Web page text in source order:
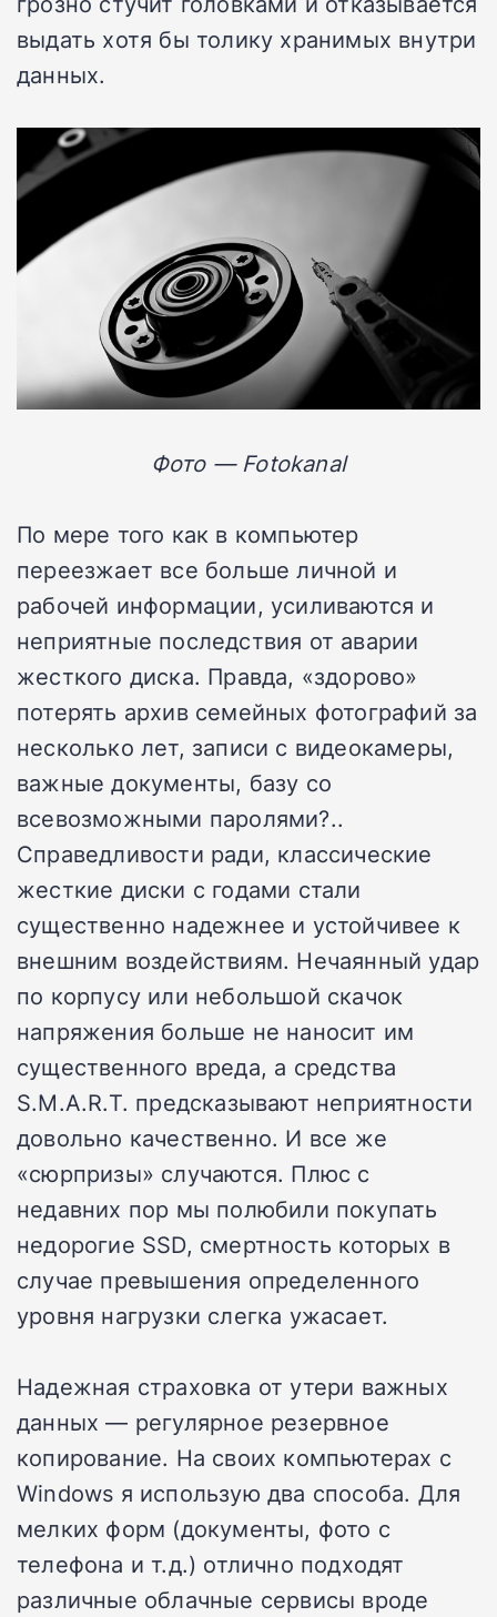
выдать хотя бы толику хранимых внутри
данных.
Фото — Fotokanal
По мере того как в компьютер
переезжает все больше личной и
рабочей информации, усиливаются и
неприятные последствия от аварии
жесткого диска. Правда, «здорово»
потерять архив семейных фотографий за
несколько лет, записи с видеокамеры,
важные документы, базу со
всевозможными паролями?..
Справедливости ради, классические
жесткие диски с годами стали
существенно надежнее и устойчивее к
внешним воздействиям. Нечаянный удар
по корпусу или небольшой скачок
напряжения больше не наносит им
существенного вреда, а средства
S.M.A.R.T. предсказывают неприятности
довольно качественно. И все же
«сюрпризы» случаются. Плюс с
недавних пор мы полюбили покупать
недорогие SSD, смертность которых в
случае превышения определенного
уровня нагрузки слегка ужасает.
Надежная страховка от утери важных
данных — регулярное резервное
копирование. На своих компьютерах с
Windows я использую два способа. Для
мелких форм (документы, фото с
телефона и т.д.) отлично подходят
различные облачные сервисы вроде